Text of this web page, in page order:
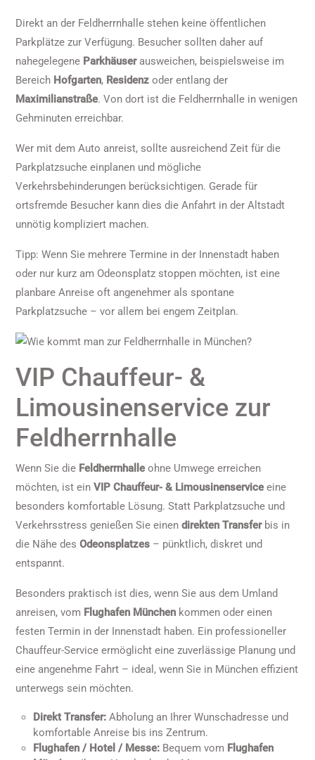
Direkt an der Feldherrnhalle stehen keine öffentlichen
Parkplätze zur Verfügung. Besucher sollten daher auf
nahegelegene Parkhäuserausweichen, beispielsweise im
Bereich Hofgarten, Residenz oder entlang der
Maximilianstraße. Von dort ist die Feldherrnhalle in wenigen
Gehminuten erreichbar.
Wer mit dem Auto anreist, sollte ausreichend Zeit für die
Parkplatzsuche einplanen und mögliche
Verkehrsbehinderungen berücksichtigen. Gerade für
ortsfremde Besucher kann dies die Anfahrt in der Altstadt
unnötig kompliziert machen.
Tipp: Wenn Sie mehrere Termine in der Innenstadt haben
oder nur kurz am Odeonsplatz stoppen möchten, ist eine
planbare Anreise oft angenehmer als spontane
Parkplatzsuche – vor allem bei engem Zeitplan.
VIP Chauffeur- &
Limousinenservice zur
Feldherrnhalle
Wenn Sie die Feldherrnhalleohne Umwege erreichen
möchten, ist ein VIP Chauffeur- & Limousinenserviceeine
besonders komfortable Lösung. Statt Parkplatzsuche und
Verkehrsstress genießen Sie einen direkten Transferbis in
die Nähe des Odeonsplatzes – pünktlich, diskret und
entspannt.
Besonders praktisch ist dies, wenn Sie aus dem Umland
anreisen, vom Flughafen München kommen oder einen
festen Termin in der Innenstadt haben. Ein professioneller
Chauffeur-Service ermöglicht eine zuverlässige Planung und
eine angenehme Fahrt – ideal, wenn Sie in München effizient
unterwegs sein möchten.
Direkt Transfer: Abholung an Ihrer Wunschadresse und
komfortable Anreise bis ins Zentrum.
Flughafen / Hotel / Messe: Bequem vom Flughafen